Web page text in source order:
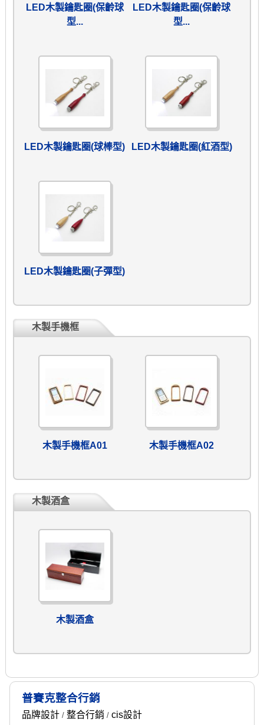
LED木製鑰匙圈(保齡球
型...
LED木製鑰匙圈(保齡球
型...
LED木製鑰匙圈(球棒型) LED木製鑰匙圈(紅酒型)
LED木製鑰匙圈(子彈型)
木製手機框
木製手機框A01 木製手機框A02
木製酒盒
木製酒盒
普賽克整合行銷
品牌設計/ 整合行銷 / cis設計